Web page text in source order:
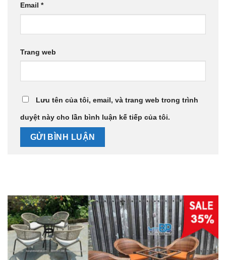
Email *
Trang web
Lưu tên của tôi, email, và trang web trong trình
duyệt này cho lần bình luận kế tiếp của tôi.